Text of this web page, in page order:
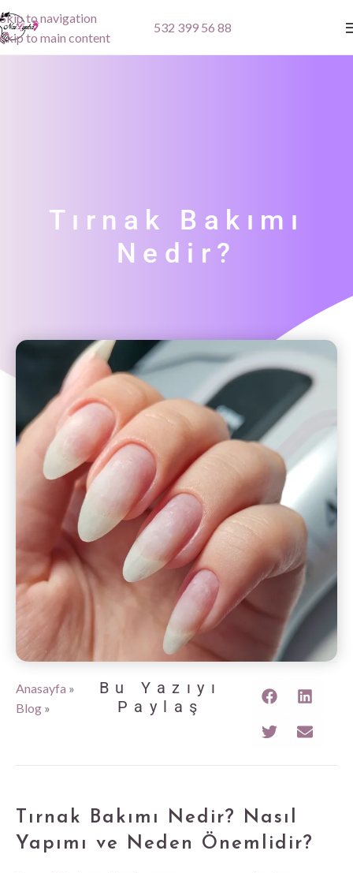
Skip to navigation
Skip to main content
532 399 56 88
Tırnak Bakımı
Nedir?
Anasayfa »
Blog »
Bu Yazıyı
Paylaş
Tırnak Bakımı Nedir? Nasıl
Yapımı ve Neden Önemlidir?